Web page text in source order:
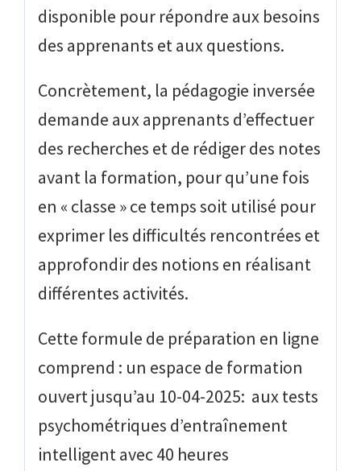
disponible pour répondre aux besoins
des apprenants et aux questions.
Concrètement, la pédagogie inversée
demande aux apprenants d’effectuer
des recherches et de rédiger des notes
avant la formation, pour qu’une fois
en « classe » ce temps soit utilisé pour
exprimer les difficultés rencontrées et
approfondir des notions en réalisant
différentes activités.
Cette formule de préparation en ligne
comprend : un espace de formation
ouvert jusqu’au 10-04-2025: aux tests
psychométriques d’entraînement
intelligent avec 40 heures